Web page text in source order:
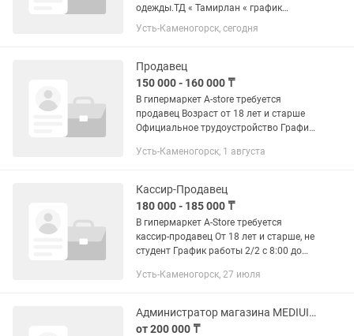
одежды.ТД « Тамирлан « график
работы 2/2. С 10:00-20:00. Оплата
ежедневно выход4000+10%. Опыт
старше. Резюме отправлять на ....
Усть-Каменогорск, сегодня
Продавец
150 000 - 160 000 ₸
В гипермаркет A-store требуется
продавец Возраст от 18 лет и старше
Официальное трудоустройство График
до 22:00) есть развоз Обед за счет
Усть-Каменогорск, 1 августа
Кассир-Продавец
180 000 - 185 000 ₸
В гипермаркет A-Store требуется
кассир-продавец От 18 лет и старше, не
студент График работы 2/2 с 8:00 до
Официальное трудоустройство
Усть-Каменогорск, 27 июля
Администратор магазина MEDIUIN BRAND
от 200 000 ₸